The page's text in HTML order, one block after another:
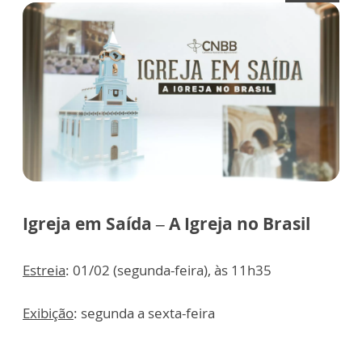
Igreja em Saída – A Igreja no Brasil
Estreia: 01/02 (segunda-feira), às 11h35
Exibição: segunda a sexta-feira